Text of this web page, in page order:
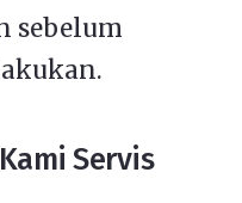
sebelum
Servis